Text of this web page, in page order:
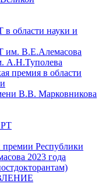
в области науки и
им. В.Е.Алемасова
А.Н.Туполева
премия в области
В.В. Марковникова
РТ
премии Республики
2023 года